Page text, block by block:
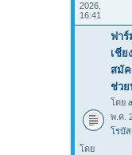
2026,
16:41
ฟา
เชีย
สมัค
ช่วย
โดย
พ.ค.
โรบั
โดย